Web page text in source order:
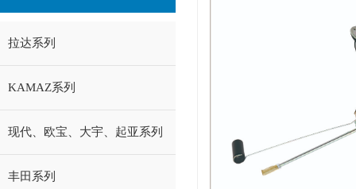
拉达系列
KAMAZ系列
现代、欧宝、大宇、起亚系列
丰田系列